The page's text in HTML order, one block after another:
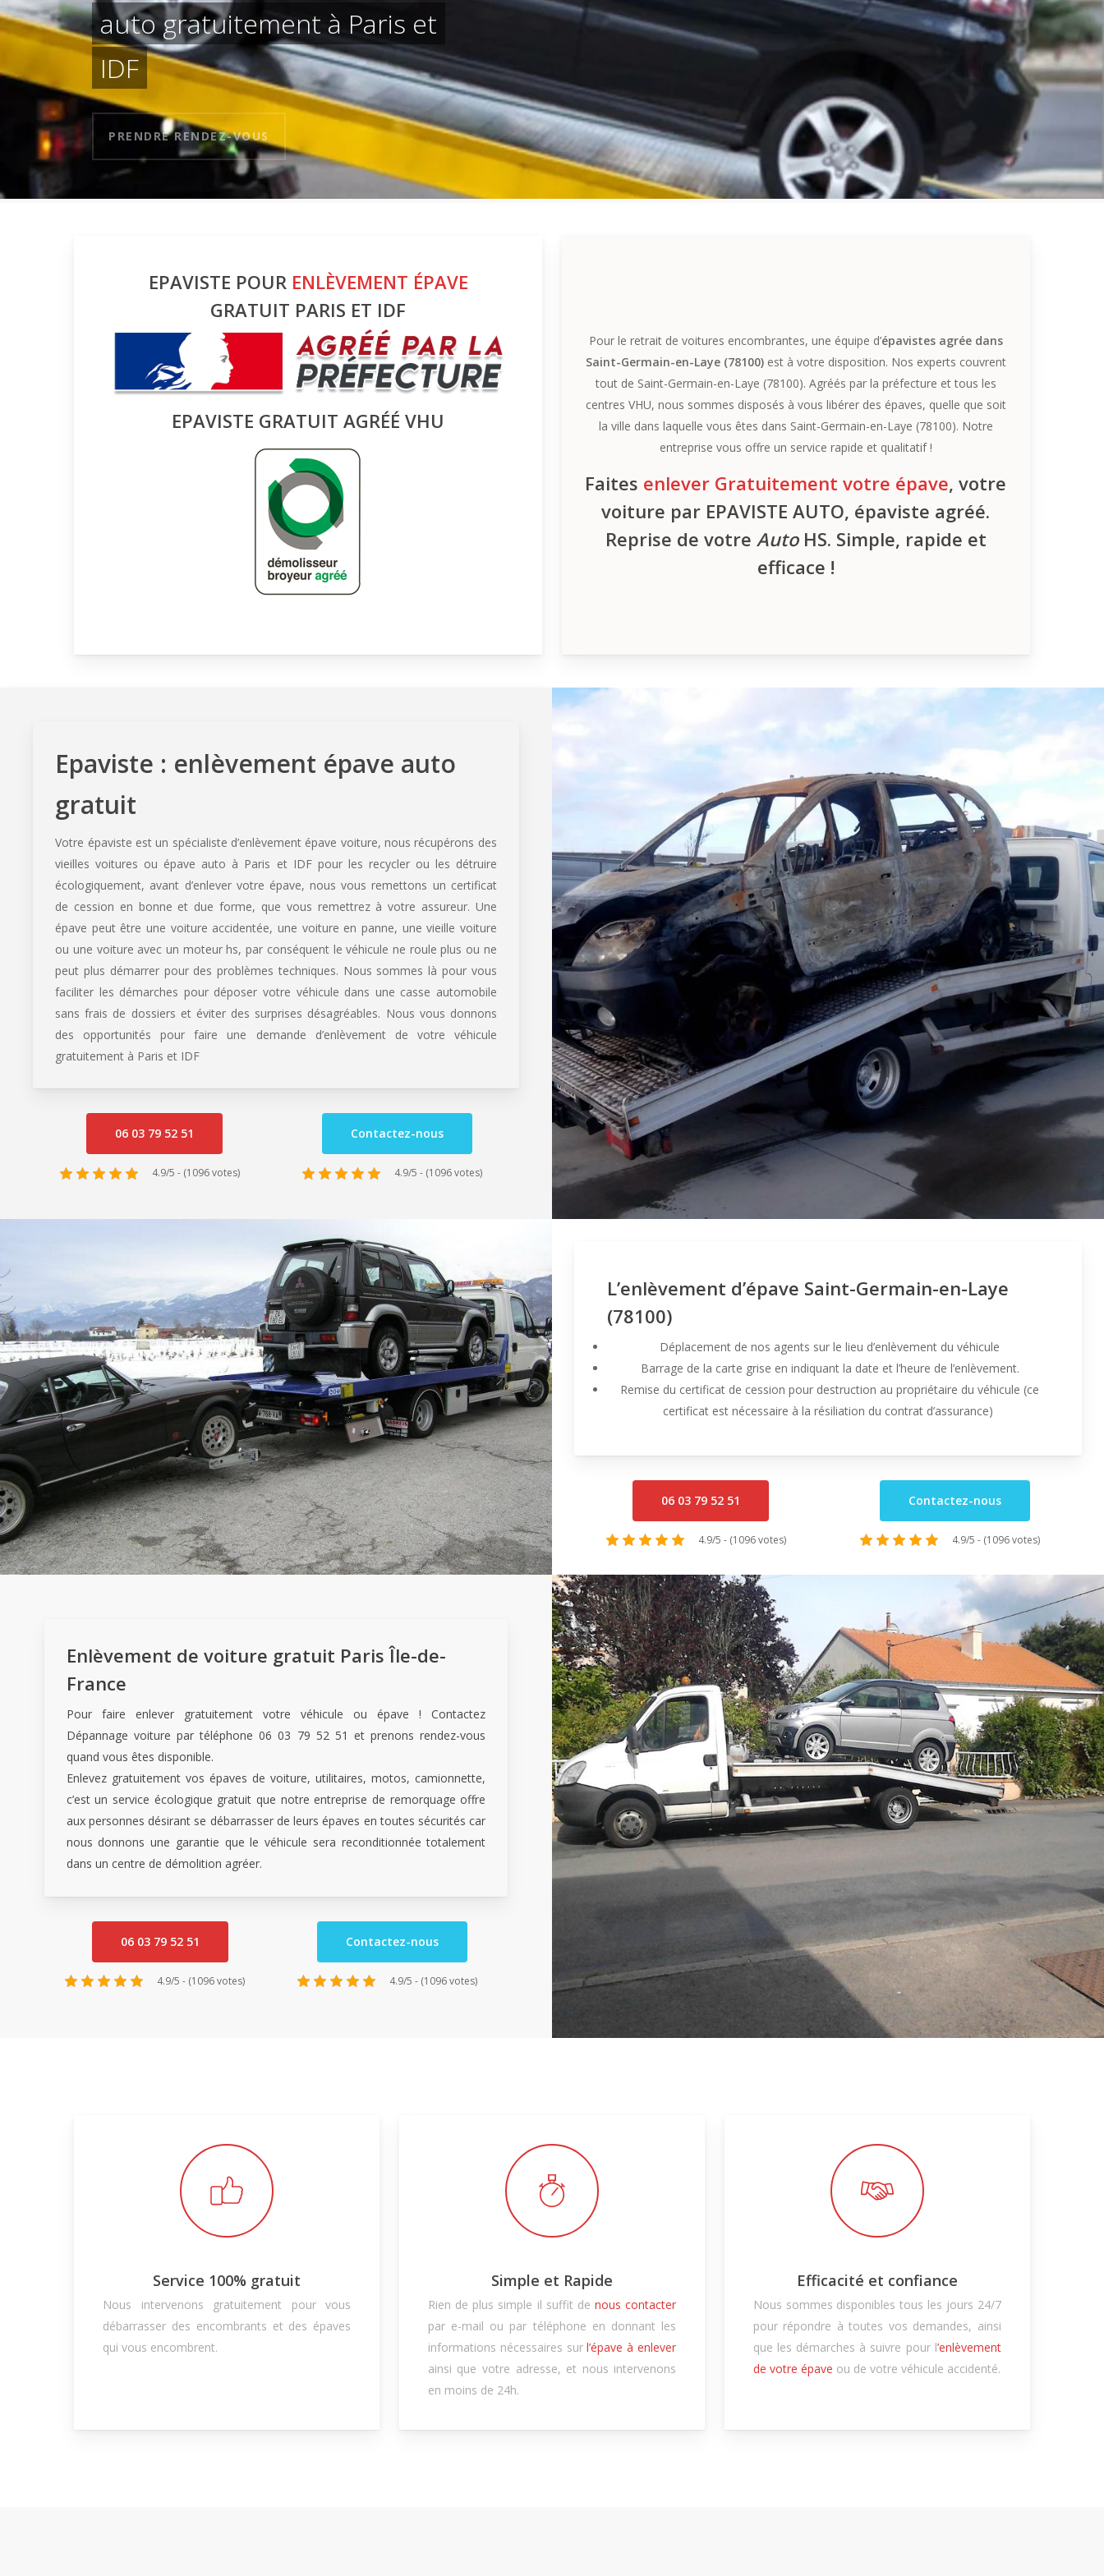
auto gratuitement à Paris et
IDF
PRENDRE RENDEZ-VOUS
EPAVISTE POUR ENLÈVEMENT ÉPAVE
GRATUIT PARIS ET IDF
EPAVISTE GRATUIT AGRÉÉ VHU
Pour le retrait de voitures encombrantes, une équipe d’épavistes agrée dans
Saint-Germain-en-Laye (78100)est à votre disposition. Nos experts couvrent
tout de Saint-Germain-en-Laye (78100). Agréés par la préfecture et tous les
centres VHU, nous sommes disposés à vous libérer des épaves, quelle que soit
la ville dans laquelle vous êtes dans Saint-Germain-en-Laye (78100). Notre
entreprise vous offre un service rapide et qualitatif !
Faites enlever Gratuitement votre épave, votre
voiture par EPAVISTE AUTO, épaviste agréé.
Reprise de votre AutoHS. Simple, rapide et
efficace !
Epaviste : enlèvement épave auto
gratuit
Votre épaviste est un spécialiste d’enlèvement épave voiture, nous récupérons des
vieilles voitures ou épave auto à Paris et IDF pour les recycler ou les détruire
écologiquement, avant d’enlever votre épave, nous vous remettons un certificat
de cession en bonne et due forme, que vous remettrez à votre assureur. Une
épave peut être une voiture accidentée, une voiture en panne, une vieille voiture
ou une voiture avec un moteur hs, par conséquent le véhicule ne roule plus ou ne
peut plus démarrer pour des problèmes techniques. Nous sommes là pour vous
faciliter les démarches pour déposer votre véhicule dans une casse automobile
sans frais de dossiers et éviter des surprises désagréables. Nous vous donnons
des opportunités pour faire une demande d’enlèvement de votre véhicule
gratuitement à Paris et IDF
06 03 79 52 51
4.9/5 - (1096 votes)
Contactez-nous
4.9/5 - (1096 votes)
L’enlèvement d’épave Saint-Germain-en-Laye
(78100)
Déplacement de nos agents sur le lieu d’enlèvement du véhicule
Barrage de la carte grise en indiquant la date et l’heure de l’enlèvement.
Remise du certificat de cession pour destruction au propriétaire du véhicule (ce
certificat est nécessaire à la résiliation du contrat d’assurance)
06 03 79 52 51
4.9/5 - (1096 votes)
Contactez-nous
4.9/5 - (1096 votes)
Enlèvement de voiture gratuit Paris Île-de-
France
Pour faire enlever gratuitement votre véhicule ou épave ! Contactez
Dépannage voiture par téléphone 06 03 79 52 51 et prenons rendez-vous
quand vous êtes disponible.
Enlevez gratuitement vos épaves de voiture, utilitaires, motos, camionnette,
c’est un service écologique gratuit que notre entreprise de remorquage offre
aux personnes désirant se débarrasser de leurs épaves en toutes sécurités car
nous donnons une garantie que le véhicule sera reconditionnée totalement
dans un centre de démolition agréer.
06 03 79 52 51
4.9/5 - (1096 votes)
Contactez-nous
4.9/5 - (1096 votes)
Service 100% gratuit
Nous intervenons gratuitement pour vous
débarrasser des encombrants et des épaves
qui vous encombrent.
Simple et Rapide
Rien de plus simple il suffit de nous contacter
par e-mail ou par téléphone en donnant les
informations nécessaires surl’épave à enlever
ainsi que votre adresse, et nous intervenons
en moins de 24h.
Efficacité et confiance
Nous sommes disponibles tous les jours 24/7
pour répondre à toutes vos demandes, ainsi
que les démarches à suivre pour l’enlèvement
de votre épave ou de votre véhicule accidenté.